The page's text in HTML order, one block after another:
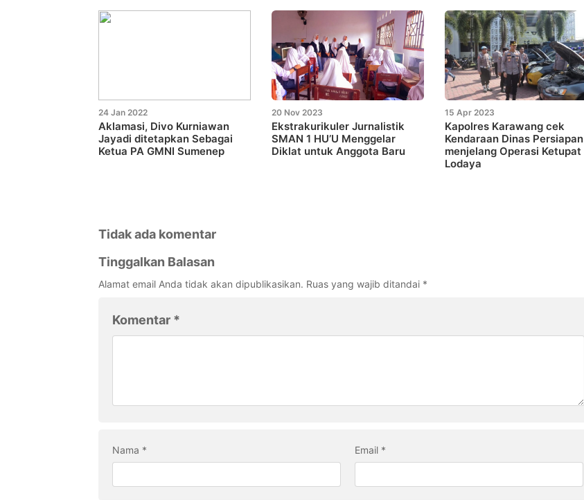
24 Jan 2022
Aklamasi, Divo Kurniawan
Jayadi ditetapkan Sebagai
Ketua PA GMNI Sumenep
20 Nov 2023
Ekstrakurikuler Jurnalistik
SMAN 1 HU’U Menggelar
Diklat untuk Anggota Baru
15 Apr 2023
Kapolres Karawang cek
Kendaraan Dinas Persiapan
menjelang Operasi Ketupat
Lodaya
Tidak ada komentar
Tinggalkan Balasan
Alamat email Anda tidak akan dipublikasikan. Ruas yang wajib ditandai *
Komentar *
Nama * Email *